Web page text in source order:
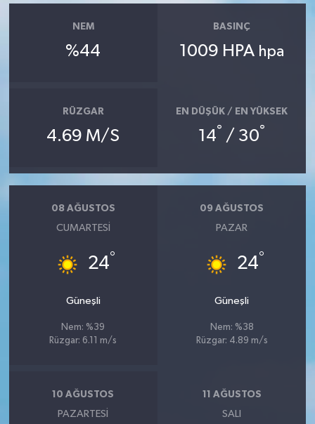
NEM
%44
BASINÇ
1009 HPA hpa
RÜZGAR
4.69 M/S
EN DÜŞÜK / EN YÜKSEK
14° / 30°
08 AĞUSTOS
CUMARTESI
24°
Güneşli
Nem: %39
Rüzgar: 6.11 m/s
09 AĞUSTOS
PAZAR
24°
Güneşli
Nem: %38
Rüzgar: 4.89 m/s
10 AĞUSTOS
PAZARTESI
11 AĞUSTOS
SALI